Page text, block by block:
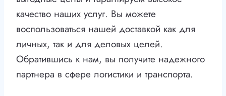
качество наших услуг. Вы можете
воспользоваться нашей доставкой как для
личных, так и для деловых целей.
Обратившись к нам, вы получите надежного
партнера в сфере логистики и транспорта.